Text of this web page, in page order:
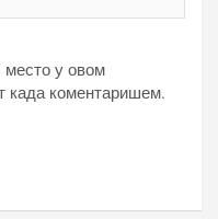
место у овом
када коментаришем.